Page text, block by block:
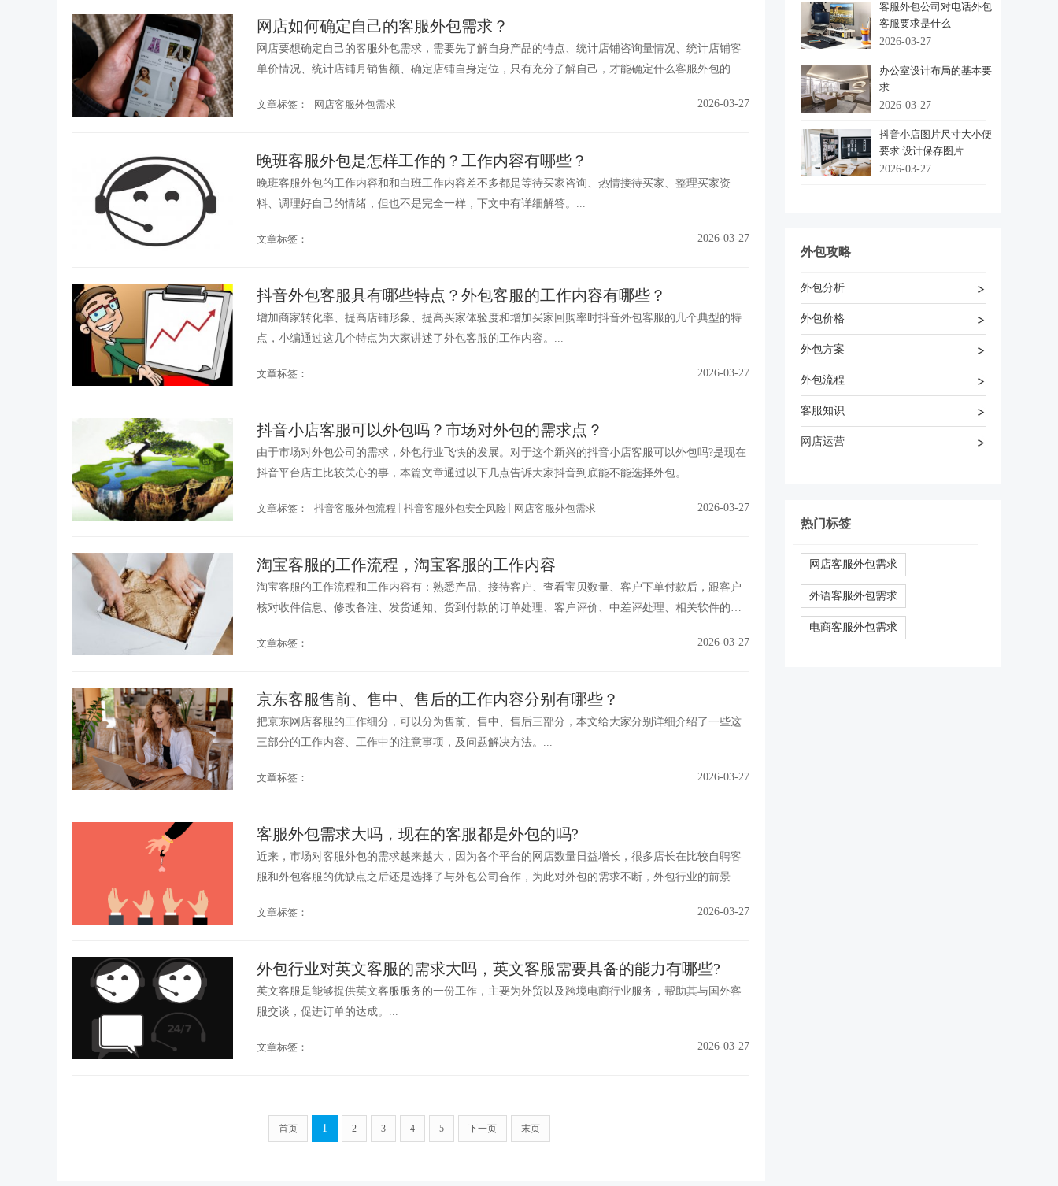
网店如何确定自己的客服外包需求？
网店要想确定自己的客服外包需求，需要先了解自身产品的特点、统计店铺咨询量情况、统计店铺客
单价情况、统计店铺月销售额、确定店铺自身定位，只有充分了解自己，才能确定什么客服外包的目
文章标签：
网店客服外包需求 2026-03-27
晚班客服外包是怎样工作的？工作内容有哪些？
晚班客服外包的工作内容和和白班工作内容差不多都是等待买家咨询、热情接待买家、整理买家资
料、调理好自己的情绪，但也不是完全一样，下文中有详细解答。...
文章标签： 2026-03-27
抖音外包客服具有哪些特点？外包客服的工作内容有哪些？
增加商家转化率、提高店铺形象、提高买家体验度和增加买家回购率时抖音外包客服的几个典型的特
点，小编通过这几个特点为大家讲述了外包客服的工作内容。...
文章标签： 2026-03-27
抖音小店客服可以外包吗？市场对外包的需求点？
由于市场对外包公司的需求，外包行业飞快的发展。对于这个新兴的抖音小店客服可以外包吗?是现在
抖音平台店主比较关心的事，本篇文章通过以下几点告诉大家抖音到底能不能选择外包。...
文章标签： 抖音客服外包流程 抖音客服外包安全风险 网店客服外包需求 2026-03-27
淘宝客服的工作流程，淘宝客服的工作内容
淘宝客服的工作流程和工作内容有：熟悉产品、接待客户、查看宝贝数量、客户下单付款后，跟客户
核对收件信息、修改备注、发货通知、货到付款的订单处理、客户评价、中差评处理、相关软件的学
文章标签：
2026-03-27
京东客服售前、售中、售后的工作内容分别有哪些？
把京东网店客服的工作细分，可以分为售前、售中、售后三部分，本文给大家分别详细介绍了一些这
三部分的工作内容、工作中的注意事项，及问题解决方法。...
文章标签： 2026-03-27
客服外包需求大吗，现在的客服都是外包的吗?
近来，市场对客服外包的需求越来越大，因为各个平台的网店数量日益增长，很多店长在比较自聘客
服和外包客服的优缺点之后还是选择了与外包公司合作，为此对外包的需求不断，外包行业的前景非
文章标签：
2026-03-27
外包行业对英文客服的需求大吗，英文客服需要具备的能力有哪些?
英文客服是能够提供英文客服服务的一份工作，主要为外贸以及跨境电商行业服务，帮助其与国外客
服交谈，促进订单的达成。...
文章标签： 2026-03-27
首页 1 2 3 4 5 下一页 末页
客服外包公司对电话外包
客服要求是什么
2026-03-27
办公室设计布局的基本要
求
2026-03-27
抖音小店图片尺寸大小便
要求 设计保存图片
2026-03-27
外包攻略
外包分析
外包价格
外包方案
外包流程
客服知识
网店运营
热门标签
网店客服外包需求
外语客服外包需求
电商客服外包需求